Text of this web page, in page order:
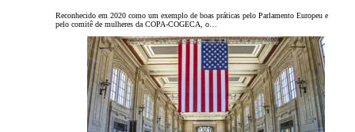
Reconhecido em 2020 como um exemplo de boas práticas pelo Parlamento Europeu e
pelo comitê de mulheres da COPA-COGECA, o…